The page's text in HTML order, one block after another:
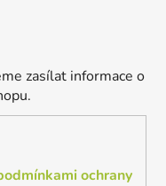
zasílat informace o
ochrany